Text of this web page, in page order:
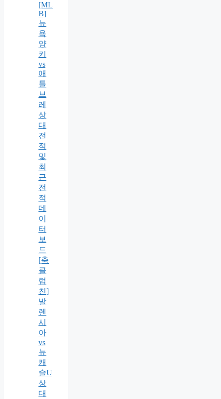
[ML
B]
뉴
욕
양
키
vs
애
틀
브
레
상
대
전
적
및
최
근
전
적
데
이
터
보
드
[축
클
럽
친]
발
렌
시
아
vs
뉴
캐
슬U
상
대